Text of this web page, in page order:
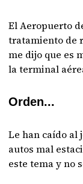
El Aeropuerto
tratamiento de
me dijo que es
la terminal
Orden...
Le han caído al
autos mal
este tema y no